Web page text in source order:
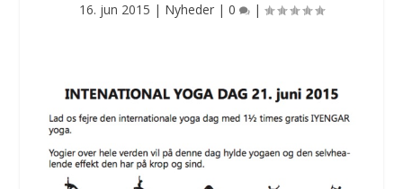
16. jun 2015 | Nyheder | 0 |